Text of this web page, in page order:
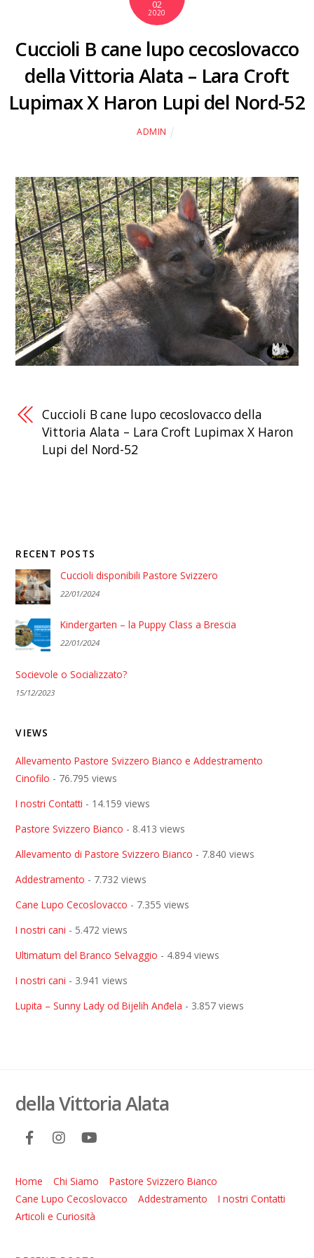
02
2020
Cuccioli B cane lupo cecoslovacco
della Vittoria Alata – Lara Croft
Lupimax X Haron Lupi del Nord-52
ADMIN
Cuccioli B cane lupo cecoslovacco della
Vittoria Alata – Lara Croft Lupimax X Haron
Lupi del Nord-52
RECENT POSTS
Cuccioli disponibili Pastore Svizzero
22/01/2024
Kindergarten – la Puppy Class a Brescia
22/01/2024
Socievole o Socializzato?
15/12/2023
VIEWS
Allevamento Pastore Svizzero Bianco e Addestramento
Cinofilo - 76.795 views
I nostri Contatti - 14.159 views
Pastore Svizzero Bianco - 8.413 views
Allevamento di Pastore Svizzero Bianco - 7.840 views
Addestramento - 7.732 views
Cane Lupo Cecoslovacco - 7.355 views
I nostri cani - 5.472 views
Ultimatum del Branco Selvaggio - 4.894 views
I nostri cani - 3.941 views
Lupita – Sunny Lady od Bijelih Anđela - 3.857 views
della Vittoria Alata
Home Chi Siamo
Pastore Svizzero Bianco
Cane Lupo Cecoslovacco
Addestramento
I nostri Contatti
Articoli e Curiosità